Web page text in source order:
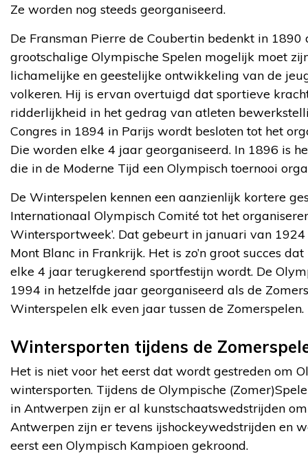
Ze worden nog steeds georganiseerd.
De Fransman Pierre de Coubertin bedenkt in
grootschalige Olympische Spelen mogelijk moet
lichamelijke en geestelijke ontwikkeling van de
volkeren. Hij is ervan overtuigd dat sportieve
ridderlijkheid in het gedrag van atleten
Congres in 1894 in Parijs wordt besloten tot het
Die worden elke 4 jaar georganiseerd. In 1896 is
die in de Moderne Tijd een Olympisch toernooi
De Winterspelen kennen een aanzienlijk kortere
Internationaal Olympisch Comité tot het
Wintersportweek’. Dat gebeurt in januari van
Mont Blanc in Frankrijk. Het is zo’n groot succes
elke 4 jaar terugkerend sportfestijn wordt. De
1994 in hetzelfde jaar georganiseerd als de
Winterspelen elk even jaar tussen de Zomerspelen.
Wintersporten tijdens de
Het is niet voor het eerst dat wordt gestreden om
wintersporten. Tijdens de Olympische
in Antwerpen zijn er al kunstschaatswedstrijden
Antwerpen zijn er tevens ijshockeywedstrijden en
eerst een Olympisch Kampioen gekroond.